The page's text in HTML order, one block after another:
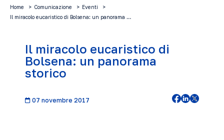
Home Comunicazione
Eventi
Il miracolo eucaristico di Bolsena: un panorama …
Il miracolo eucaristico di
Bolsena: un panorama
storico
07 novembre 2017